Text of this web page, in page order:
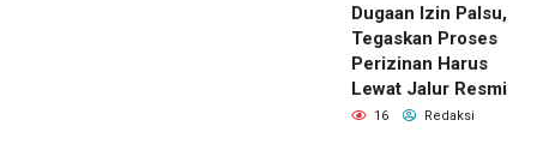
Dugaan Izin Palsu,
Tegaskan Proses
Perizinan Harus
Lewat Jalur Resmi
16 Redaksi